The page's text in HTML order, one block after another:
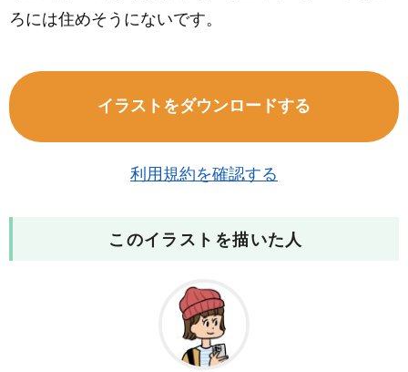
ろには住めそうにないです。
イラストをダウンロードする
利用規約を確認する
このイラストを描いた人